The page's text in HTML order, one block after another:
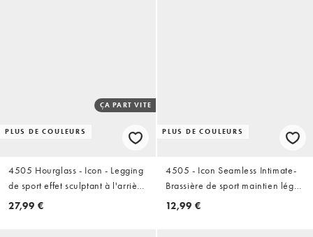
PLUS DE COULEURS
ÇA PART VITE
4505 Hourglass - Icon - Legging
de sport effet sculptant à l'arrière
avec poche intérieure et taille
27,99 €
PLUS DE COULEURS
4505 - Icon Seamless Intimate-
Brassière de sport maintien léger
à bretelles réglables - Blanc
12,99 €